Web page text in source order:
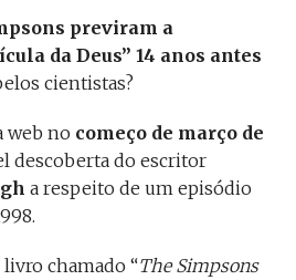
previram a
da Deus” 14 anos antes
cientistas?
web no começo de março de
descoberta do escritor
a respeito de um episódio
chamado “The Simpsons